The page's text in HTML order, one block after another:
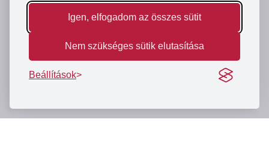
Igen, elfogadom az összes sütit
Nem szükséges sütik elutasítása
Beállítások